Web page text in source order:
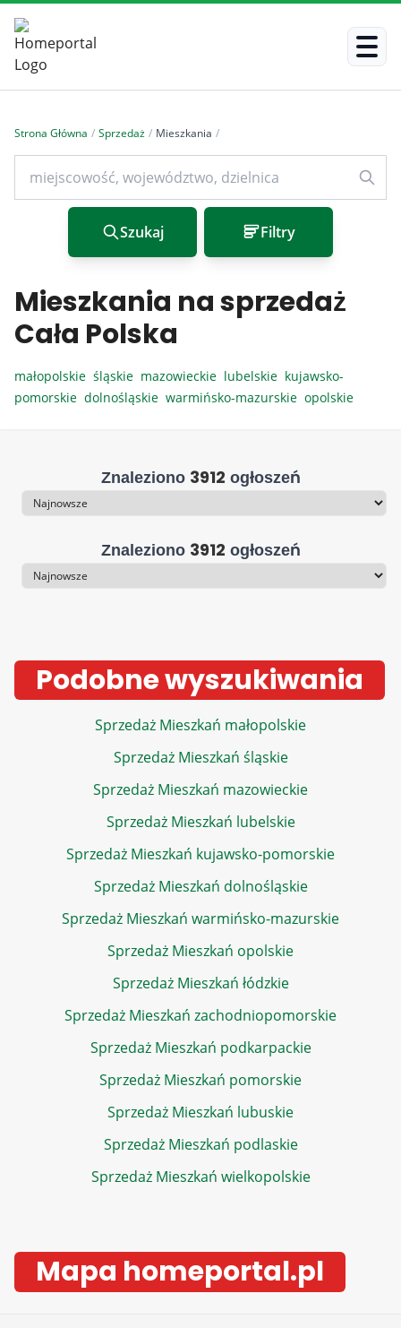
Strona Główna / Sprzedaż / Mieszkania /
Szukaj Filtry
Mieszkania na sprzedaż
Cała Polska
małopolskie śląskie mazowieckie lubelskie kujawsko-
pomorskie dolnośląskie warmińsko-mazurskie opolskie
Znaleziono 3912 ogłoszeń
Sortowanie
Znaleziono 3912 ogłoszeń
Sortowanie
Podobne wyszukiwania
Sprzedaż Mieszkań małopolskie
Sprzedaż Mieszkań śląskie
Sprzedaż Mieszkań mazowieckie
Sprzedaż Mieszkań lubelskie
Sprzedaż Mieszkań kujawsko-pomorskie
Sprzedaż Mieszkań dolnośląskie
Sprzedaż Mieszkań warmińsko-mazurskie
Sprzedaż Mieszkań opolskie
Sprzedaż Mieszkań łódzkie
Sprzedaż Mieszkań zachodniopomorskie
Sprzedaż Mieszkań podkarpackie
Sprzedaż Mieszkań pomorskie
Sprzedaż Mieszkań lubuskie
Sprzedaż Mieszkań podlaskie
Sprzedaż Mieszkań wielkopolskie
Mapa homeportal.pl